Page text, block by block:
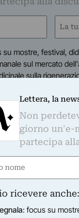
Email
su mostre, festival,
sul mercato
sulla
sul turismo
sui festival culturali
con regolarità sul
trasferiti su
con l'apposito link
Lettera, la
Non
giorno un'e-
partecipa
ricevere anche:
: focus su